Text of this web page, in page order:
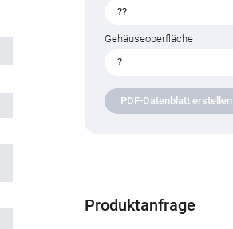
??
Gehäuseoberfläche
?
PDF-Datenblatt erstellen
Produktanfrage